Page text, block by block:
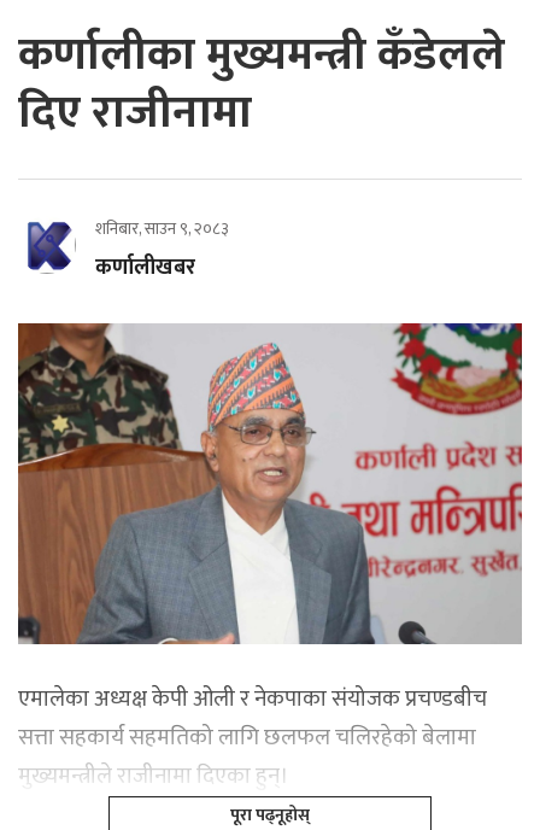
कर्णालीका मुख्यमन्त्री कँडेलले
दिए राजीनामा
शनिबार, साउन ९, २०८३
कर्णालीखबर
एमालेका अध्यक्ष केपी ओली र नेकपाका संयोजक प्रचण्डबीच
सत्ता सहकार्य सहमतिको लागि छलफल चलिरहेको बेलामा
मुख्यमन्त्रीले राजीनामा दिएका हुन्।
पूरा पढ्नूहोस्